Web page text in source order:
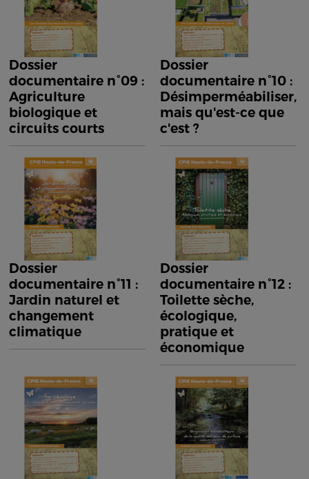
Dossier
documentaire n°09 :
Agriculture
biologique et
circuits courts
Dossier
documentaire n°10 :
Désimperméabiliser,
mais qu'est-ce que
c'est ?
Dossier
documentaire n°11 :
Jardin naturel et
changement
climatique
Dossier
documentaire n°12 :
Toilette sèche,
écologique,
pratique et
économique